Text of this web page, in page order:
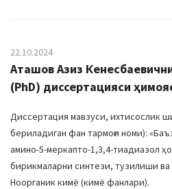
22.10.2024
Аташов Азиз
(PhD) диссертацияси
Диссертация мавзуси, ихтисослик
бериладиган фан тармоғи номи):
амино-5-меркапто-1,3,4-тиадиазол
бирикмаларни синтези, тузилиши ва
Ноорганик кимё (кимё фанлари).